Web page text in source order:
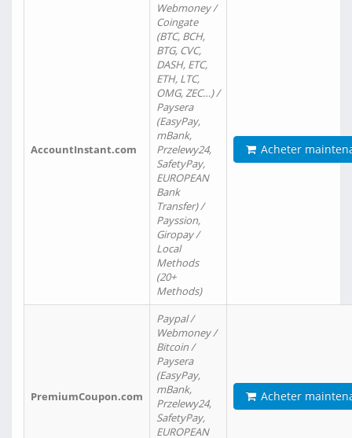
AccountInstant.com
Webmoney /
Coingate
(BTC, BCH,
BTG, CVC,
DASH, ETC,
ETH, LTC,
OMG, ZEC…) /
Paysera
(EasyPay,
mBank,
Przelewy24,
SafetyPay,
EUROPEAN
Bank
Transfer) /
Payssion,
Giropay /
Local
Methods
(20+
Methods)
Acheter
PremiumCoupon.com
Paypal /
Webmoney /
Bitcoin /
Paysera
(EasyPay,
mBank,
Przelewy24,
SafetyPay,
EUROPEAN
Acheter